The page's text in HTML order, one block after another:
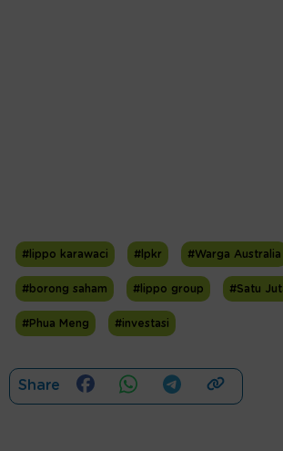
#lippo karawaci #lpkr #Warga Australia
#borong saham #lippo group #Satu
#Phua Meng #investasi
Share